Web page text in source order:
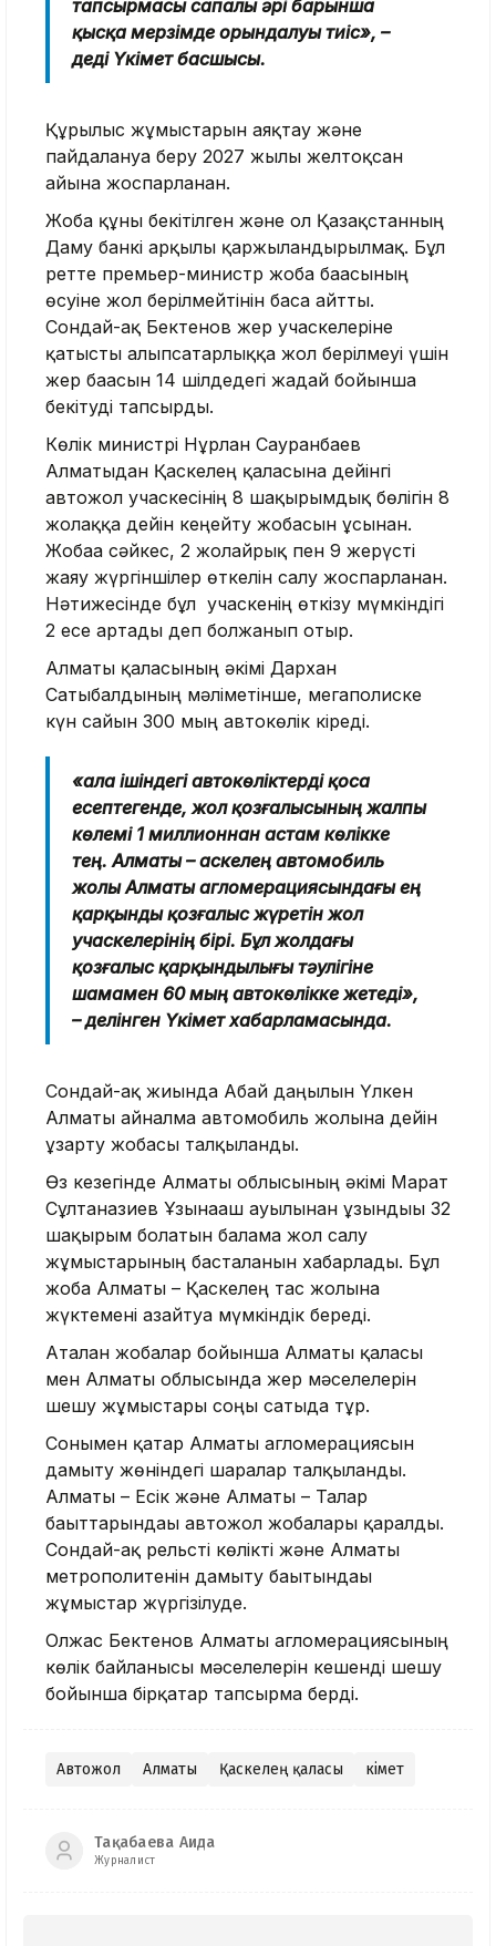
тапсырмасы сапалы әрі барынша
қысқа мерзімде орындалуы тиіс», –
деді Үкімет басшысы.
Құрылыс жұмыстарын аяқтау және
пайдалануға беру 2027 жылғы желтоқсан
айына жоспарланған.
Жоба құны бекітілген және ол Қазақстанның
Даму банкі арқылы қаржыландырылмақ. Бұл
ретте премьер-министр жоба бағасының
өсуіне жол берілмейтінін баса айтты.
Сондай-ақ Бектенов жер учаскелеріне
қатысты алыпсатарлыққа жол берілмеуі үшін
жер бағасын 14 шілдедегі жағдай бойынша
бекітуді тапсырды.
Көлік министрі Нұрлан Сауранбаев
Алматыдан Қаскелең қаласына дейінгі
автожол учаскесінің 8 шақырымдық бөлігін 8
жолаққа дейін кеңейту жобасын ұсынған.
Жобаға сәйкес, 2 жолайрық пен 9 жерүсті
жаяу жүргіншілер өткелін салу жоспарланған.
Нәтижесінде бұл учаскенің өткізу мүмкіндігі
2 есе артады деп болжанып отыр.
Алматы қаласының әкімі Дархан
Сатыбалдының мәліметінше, мегаполиске
күн сайын 300 мың автокөлік кіреді.
«Қала ішіндегі автокөліктерді қоса
есептегенде, жол қозғалысының жалпы
көлемі 1 миллионнан астам көлікке
тең. Алматы – Қаскелең автомобиль
жолы Алматы агломерациясындағы ең
қарқынды қозғалыс жүретін жол
учаскелерінің бірі. Бұл жолдағы
қозғалыс қарқындылығы тәулігіне
шамамен 60 мың автокөлікке жетеді»,
– делінген Үкімет хабарламасында.
Сондай-ақ жиында Абай даңғылын Үлкен
Алматы айналма автомобиль жолына дейін
ұзарту жобасы талқыланды.
Өз кезегінде Алматы облысының әкімі Марат
Сұлтанғазиев Ұзынағаш ауылынан ұзындығы 32
шақырым болатын балама жол салу
жұмыстарының басталғанын хабарлады. Бұл
жоба Алматы – Қаскелең тас жолына
жүктемені азайтуға мүмкіндік береді.
Аталған жобалар бойынша Алматы қаласы
мен Алматы облысында жер мәселелерін
шешу жұмыстары соңғы сатыда тұр.
Сонымен қатар Алматы агломерациясын
дамыту жөніндегі шаралар талқыланды.
Алматы – Есік және Алматы – Талғар
бағыттарындағы автожол жобалары қаралды.
Сондай-ақ рельсті көлікті және Алматы
метрополитенін дамыту бағытындағы
жұмыстар жүргізілуде.
Олжас Бектенов Алматы агломерациясының
көлік байланысы мәселелерін кешенді шешу
бойынша бірқатар тапсырма берді.
Автожол Алматы Қаскелең қаласы Үкімет
Тақабаева Аида
Журналист